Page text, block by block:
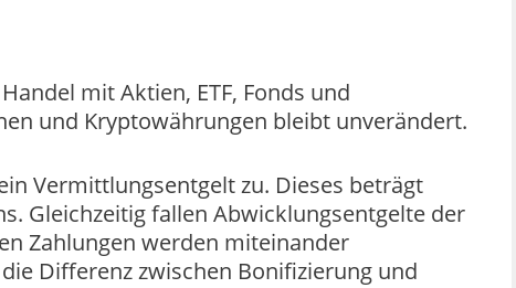
mit Aktien, ETF, Fonds und
und Kryptowährungen bleibt unverändert.
Vermittlungsentgelt zu. Dieses beträgt
Gleichzeitig fallen Abwicklungsentgelte der
Zahlungen werden miteinander
Differenz zwischen Bonifizierung und